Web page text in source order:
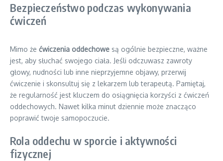
Bezpieczeństwo podczas wykonywania
ćwiczeń
Mimo że ćwiczenia oddechowe są ogólnie bezpieczne, ważne
jest, aby słuchać swojego ciała. Jeśli odczuwasz zawroty
głowy, nudności lub inne nieprzyjemne objawy, przerwij
ćwiczenie i skonsultuj się z lekarzem lub terapeutą. Pamiętaj,
że regularność jest kluczem do osiągnięcia korzyści z ćwiczeń
oddechowych. Nawet kilka minut dziennie może znacząco
poprawić twoje samopoczucie.
Rola oddechu w sporcie i aktywności
fizycznej